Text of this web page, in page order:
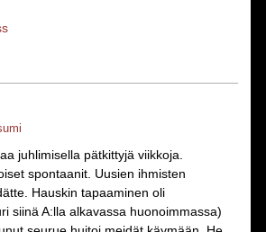
juhlimisella pätkittyjä viikkoja.
spontaanit. Uusien ihmisten
Hauskin tapaaminen oli
siinä A:lla alkavassa huonoimmassa)